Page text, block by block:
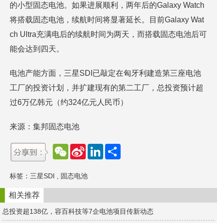
的小型固态电池。如果进展顺利，两年后的Galaxy Watch
将搭载固态电池，续航时间将显著延长。目前Galaxy Wat
ch Ultra充满电后的续航时间为两天，而搭载固态电池后可
能会达到四天。
电池产能方面，三星SDI已敲定在匈牙利建造第三座电池
工厂的投资计划，并扩建现有的第二工厂，总投资预计超
过6万亿韩元（约324亿元人民币）
来源：集邦固态电池
W
e
h
a
t
S
W
e
b
o
L
d
n
标签： 三星SDI 固态电池
相关推荐
总投资超138亿，容百科技等7企电池项目传新动态